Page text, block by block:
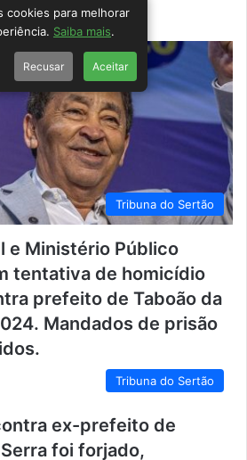
Tribuna do Sertão
e Ministério Público
tentativa de homicídio
prefeito de Taboão da
Mandados de prisão
Tribuna do Sertão
ex-prefeito de
foi forjado,
cookies para melhorar
Saiba mais.
Recusar Aceitar